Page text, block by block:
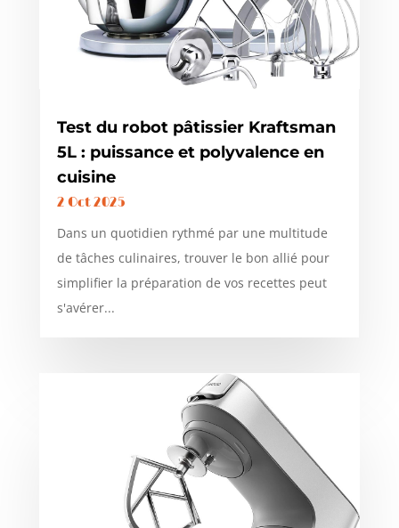
Test du robot pâtissier Kraftsman
5L : puissance et polyvalence en
cuisine
2 Oct 2025
Dans un quotidien rythmé par une multitude
de tâches culinaires, trouver le bon allié pour
simplifier la préparation de vos recettes peut
s'avérer...